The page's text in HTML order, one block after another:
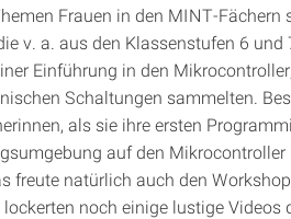
Frauen in den MINT-
v. a. aus den Klassenstufen 6
Einführung in den
Schaltungen sammelten.
als sie ihre ersten
auf den
freute natürlich auch den
noch einige lustige Videos